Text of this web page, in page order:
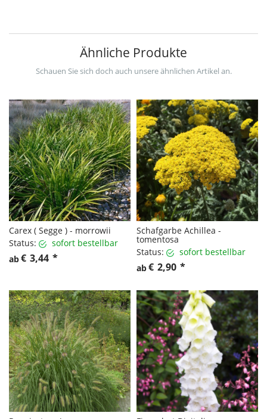
Ähnliche Produkte
Schauen Sie sich doch auch unsere ähnlichen Artikel an.
Carex ( Segge ) - morrowii
Status:
sofort bestellbar
ab€ 3,44 *
Schafgarbe Achillea -
tomentosa
Status:
sofort bestellbar
ab€ 2,90 *